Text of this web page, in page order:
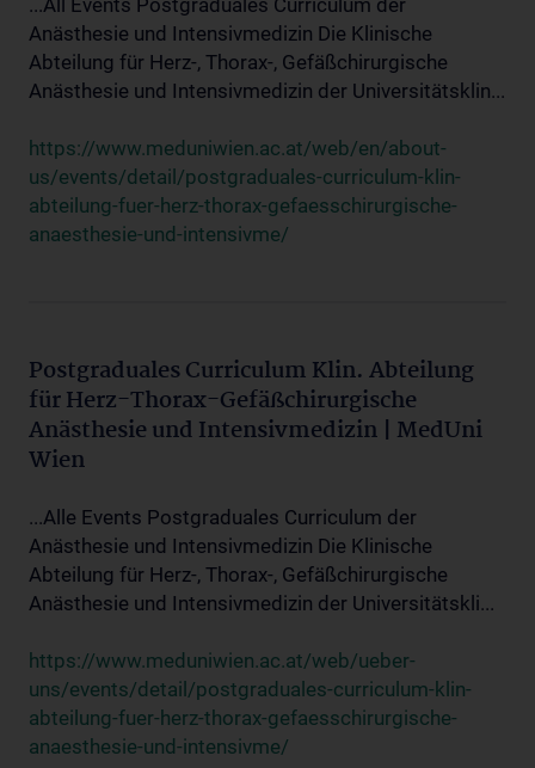
...All Events Postgraduales Curriculum der
Anästhesie und Intensivmedizin Die Klinische
Abteilung für Herz-, Thorax-, Gefäßchirurgische
Anästhesie und Intensivmedizin der Universitätsklin...
https://www.meduniwien.ac.at/web/en/about-
us/events/detail/postgraduales-curriculum-klin-
abteilung-fuer-herz-thorax-gefaesschirurgische-
anaesthesie-und-intensivme/
Postgraduales Curriculum Klin. Abteilung
für Herz-Thorax-Gefäßchirurgische
Anästhesie und Intensivmedizin | MedUni
Wien
...Alle Events Postgraduales Curriculum der
Anästhesie und Intensivmedizin Die Klinische
Abteilung für Herz-, Thorax-, Gefäßchirurgische
Anästhesie und Intensivmedizin der Universitätskli...
https://www.meduniwien.ac.at/web/ueber-
uns/events/detail/postgraduales-curriculum-klin-
abteilung-fuer-herz-thorax-gefaesschirurgische-
anaesthesie-und-intensivme/